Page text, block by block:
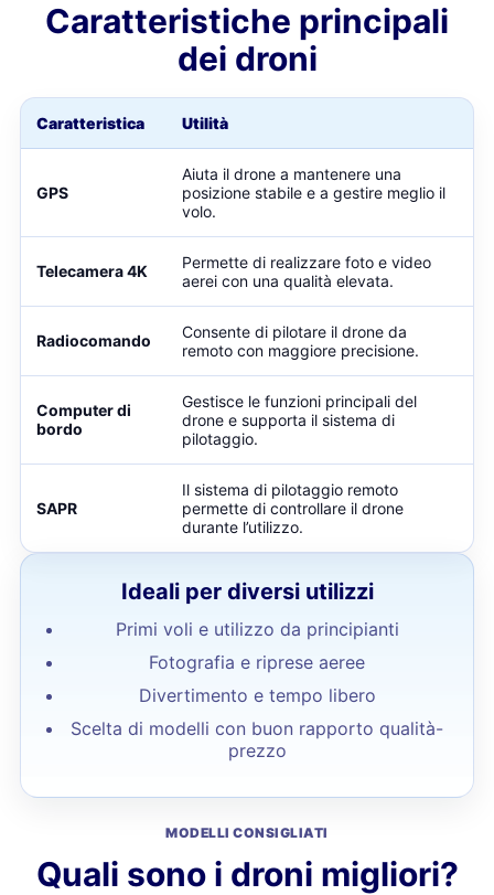
Caratteristiche principali
dei droni
Caratteristica Utilità
GPS
Aiuta il drone a mantenere una
posizione stabile e a gestire meglio il
volo.
Telecamera 4K
Permette di realizzare foto e video
aerei con una qualità elevata.
Radiocomando
Consente di pilotare il drone da
remoto con maggiore precisione.
Computer di
bordo
Gestisce le funzioni principali del
drone e supporta il sistema di
pilotaggio.
SAPR
Il sistema di pilotaggio remoto
permette di controllare il drone
durante l’utilizzo.
Ideali per diversi utilizzi
Primi voli e utilizzo da principianti
Fotografia e riprese aeree
Divertimento e tempo libero
Scelta di modelli con buon rapporto qualità-
prezzo
MODELLI CONSIGLIATI
Quali sono i droni migliori?